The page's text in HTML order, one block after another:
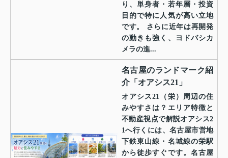
り、単身者・若年層・投資
目的で特に人気が高い立地
です。 さらに近年は再開発
の動きも強く、ヨドバシカ
メラの進...
名古屋のランドマーク紹
介「オアシス21」
オアシス21（栄）周辺の住
みやすさは？エリア特徴と
不動産視点で解説オアシス2
1へ行くには、名古屋市営地
下鉄東山線・名城線の栄駅
から徒歩すぐです。名古屋